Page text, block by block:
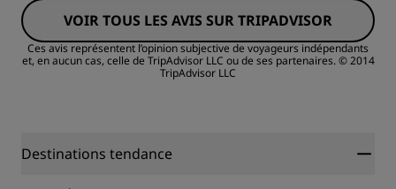
Qualité/prix
VOIR TOUS LES AVIS SUR TRIPADVISOR
Ces avis représentent l’opinion subjective de voyageurs indépendants
et, en aucun cas, celle de TripAdvisor LLC ou de ses partenaires. © 2014
TripAdvisor LLC
Destinations tendance